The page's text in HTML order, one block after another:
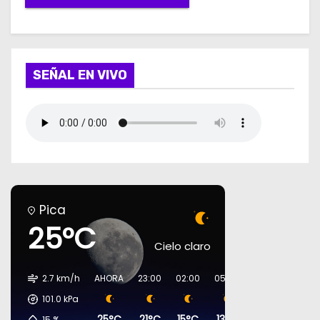
SEÑAL EN VIVO
Pica
25°C Cielo claro
2.7 km/h
101.0 kPa
AHORA 23:00 02:00 05:00